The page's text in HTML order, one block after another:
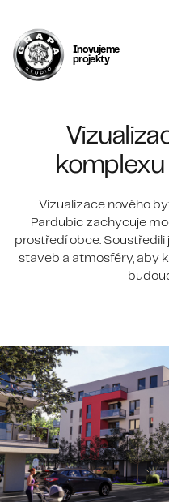
Inovujeme
projekty
Vizualizace nového
Pardubic zachycuje
prostředí obce. Soustředili
staveb a atmosféry, aby